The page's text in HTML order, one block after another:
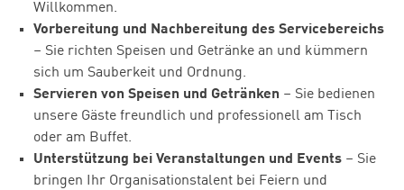
Willkommen.
Vorbereitung und Nachbereitung des Servicebereichs
– Sie richten Speisen und Getränke an und kümmern
sich um Sauberkeit und Ordnung.
Servieren von Speisen und Getränken – Sie bedienen
unsere Gäste freundlich und professionell am Tisch
oder am Buffet.
Unterstützung bei Veranstaltungen und Events – Sie
bringen Ihr Organisationstalent bei Feiern und